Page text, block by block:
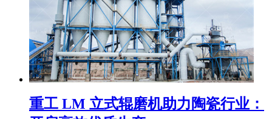
重工 LM 立式辊磨机助力陶瓷行业：